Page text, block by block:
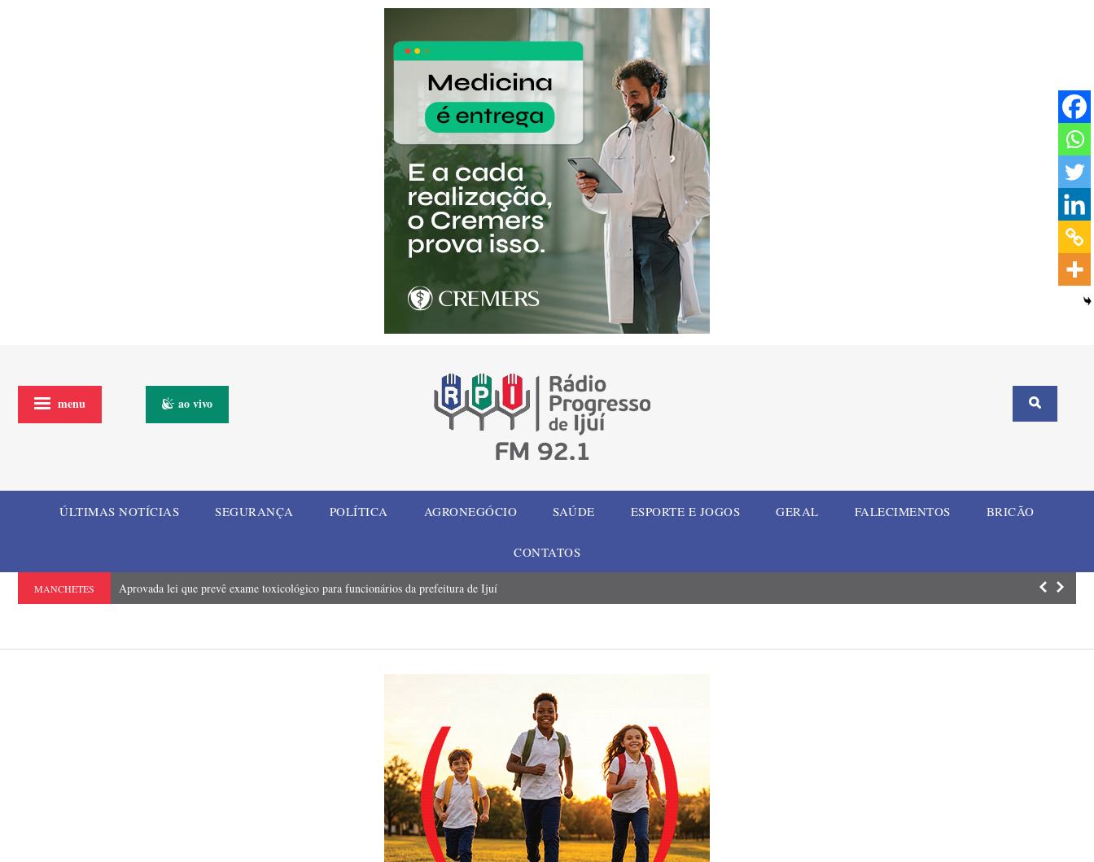
menu ao vivo
ÚLTIMAS NOTÍCIAS SEGURANÇA POLÍTICA AGRONEGÓCIO SAÚDE ESPORTE E JOGOS GERAL FALECIMENTOS BRICÃO
CONTATOS
MANCHETES Aprovada lei que prevê exame toxicológico para funcionários da prefeitura de Ijuí Motociclista